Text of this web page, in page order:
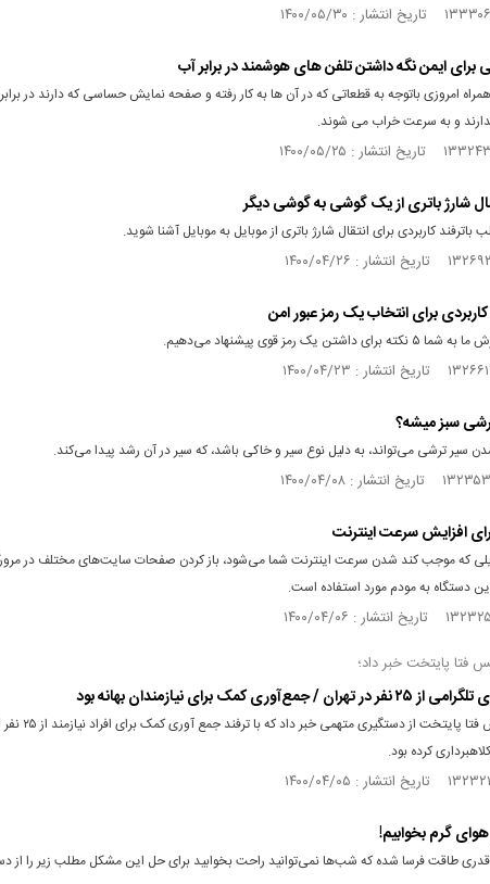
برای ایمن نگه داشتن تلفن های هوشمند در برابر آب
امروزی باتوجه به قطعاتی که در آن ها به کار رفته و صفحه نمایش حساسی که دارند در
و به سرعت خراب می شوند.
شارژ باتری از یک گوشی به گوشی دیگر
باترفند کاربردی برای انتقال شارژ باتری از موبایل به موبایل آشنا شوید.
داشتن یک رمز قوی پیشنهاد می‌دهیم.
سبز میشه؟
سیر ترشی می‌تواند، به دلیل نوع سیر و خاکی باشد، که سیر در آن رشد پیدا می‌کند.
که موجب کند شدن سرعت اینترنت شما می‌شود، باز کردن صفحات سایت‌های مختلف در
دستگاه به مودم مورد استفاده است.
فتا پایتخت خبر داد؛
/ جمع‌آوری کمک برای نیازمندان بهانه بود
رئیس پلیس فتا پایتخت از دستگیری متهمی خبر داد که با ترفند جمع
کرده بود.
گرم بخوابیم!
قدری طاقت فرسا شده که شب‌ها نمی‌توانید راحت بخوابید برای حل این مشکل مطلب زیر را از